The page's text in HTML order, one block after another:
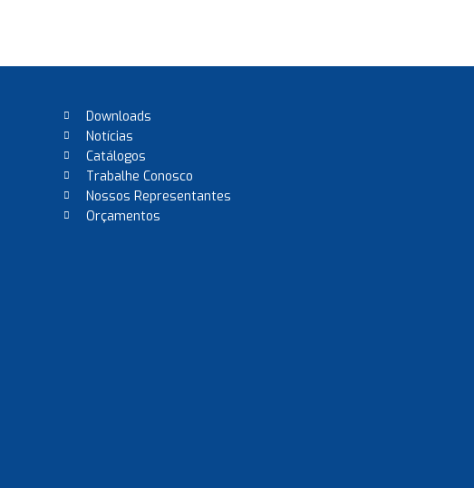
Downloads
Notícias
Catálogos
Trabalhe Conosco
Nossos Representantes
Orçamentos